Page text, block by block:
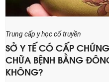
Trung cấp y học cổ truyền
SỞ Y TẾ CÓ CẤP
CHỮA BỆNH BẰNG
KHÔNG?